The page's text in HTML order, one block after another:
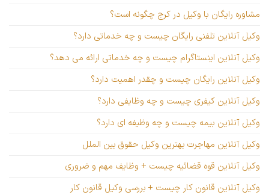
مشاوره رایگان با وکیل در کرج چگونه است؟
وکیل آنلاین تلفنی رایگان چیست و چه خدماتی دارد؟
وکیل آنلاین اینستاگرام چیست و چه خدماتی ارائه می دهد؟
وکیل آنلاین رایگان چیست و چقدر اهمیت دارد؟
وکیل آنلاین کیفری چیست و چه وظایفی دارد؟
وکیل آنلاین بیمه چیست و چه وظیفه ای دارد؟
وکیل آنلاین مهاجرت بهترین وکیل حقوق بین الملل
وکیل آنلاین قوه قضائیه چیست + وظایف مهم و ضروری
وکیل آنلاین قانون کار چیست + بررسی وکیل قانون کار